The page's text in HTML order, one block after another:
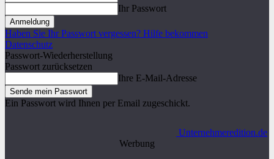
Ihr Passwort
Haben Sie Ihr Passwort vergessen? Hilfe bekommen
Datenschutz
Passwort-Wiederherstellung
Passwort zurücksetzen
Ihre E-Mail-Adresse
Ein Passwort wird Ihnen per Email zugeschickt.
Unternehmeredition.de
Werbung